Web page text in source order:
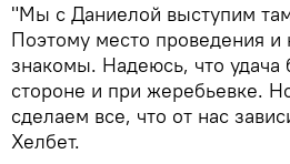
"Мы с Даниелой выступим
Поэтому место проведения
знакомы. Надеюсь, что удача
стороне и при жеребьевке.
сделаем все, что от нас
Хелбет.